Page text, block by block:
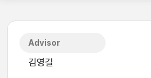
Advisor
김영길